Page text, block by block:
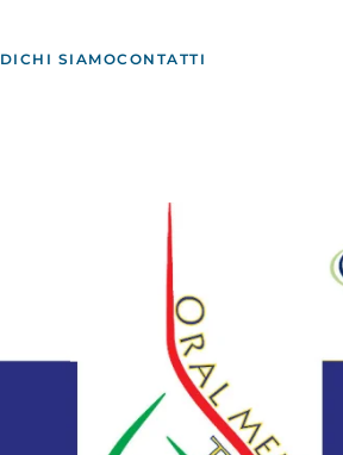
CHI SIAMOCONTATTI